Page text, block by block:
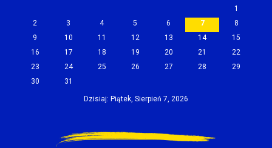
1
2
3 4 5 6 7
8
9
10 11 12 13 14
15
16
17 18 19 20 21
22
23
24 25 26 27 28
29
30
31
Dzisiaj: Piątek, Sierpień 7, 2026